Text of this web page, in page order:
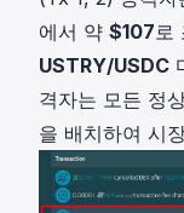
에서 약 $107로
USTRY/USDC
격자는 모든 정
을 배치하여 시